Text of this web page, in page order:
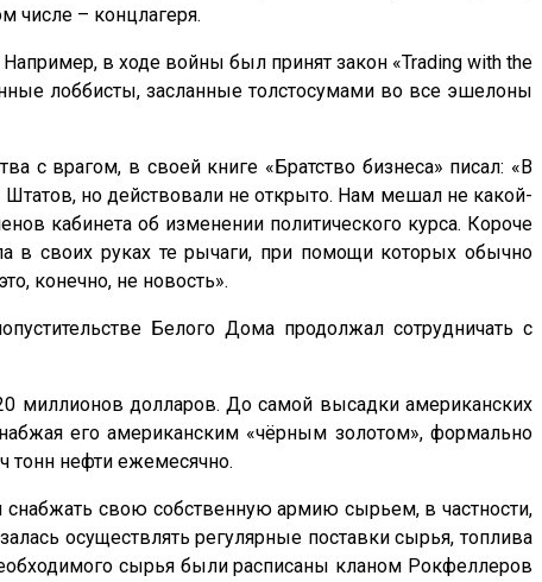
числе – концлагеря.
в ходе войны был принят закон «Trading with the
лоббисты, засланные толстосумами во все эшелоны
с врагом, в своей книге «Братство бизнеса» писал: «В
но действовали не открыто. Нам мешал не какой-
кабинета об изменении политического курса. Короче
в своих руках те рычаги, при помощи которых обычно
конечно, не новость».
Белого Дома продолжал сотрудничать с
миллионов долларов. До самой высадки американских
его американским «чёрным золотом», формально
тонн нефти ежемесячно.
свою собственную армию сырьем, в частности,
осуществлять регулярные поставки сырья, топлива
сырья были расписаны кланом Рокфеллеров